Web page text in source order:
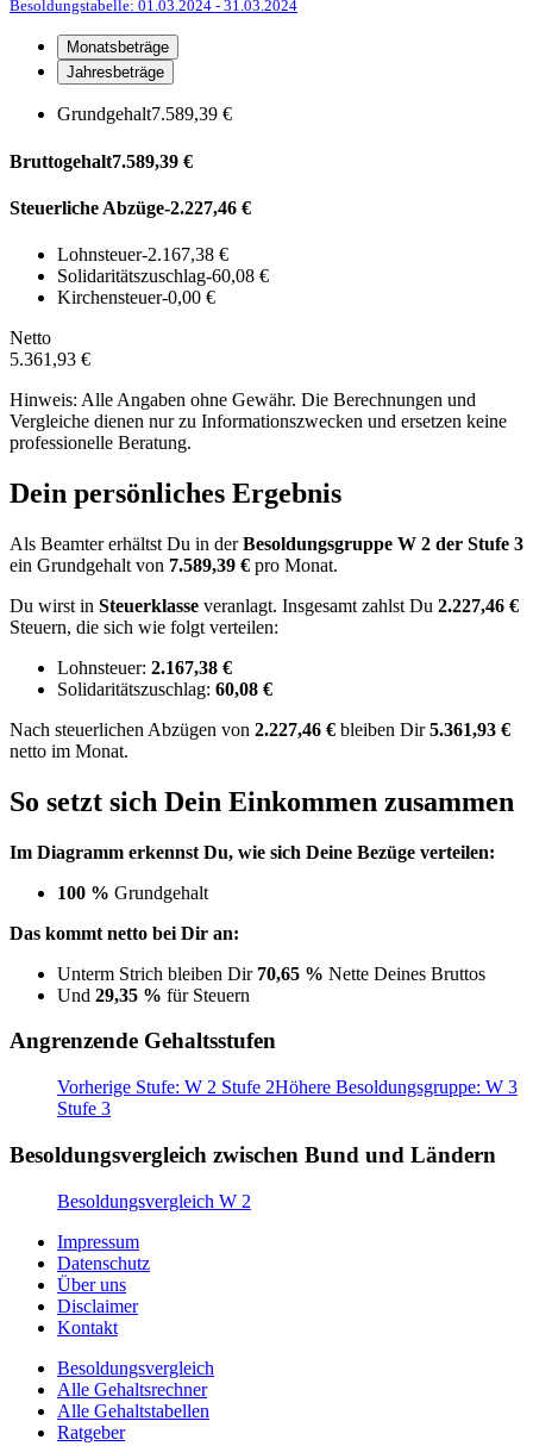
Besoldungstabelle: 01.03.2024 - 31.03.2024
Monatsbeträge
Jahresbeträge
Grundgehalt7.589,39 €
Bruttogehalt7.589,39 €
Steuerliche Abzüge-2.227,46 €
Lohnsteuer-2.167,38 €
Solidaritätszuschlag-60,08 €
Kirchensteuer-0,00 €
Netto
5.361,93 €
Hinweis: Alle Angaben ohne Gewähr. Die Berechnungen und
Vergleiche dienen nur zu Informationszwecken und ersetzen keine
professionelle Beratung.
Dein persönliches Ergebnis
Als Beamter erhältst Du in derBesoldungsgruppe W 2 der Stufe 3
ein Grundgehalt von 7.589,39 € pro Monat.
Du wirst in Steuerklasse veranlagt. Insgesamt zahlst Du 2.227,46 €
Steuern, die sich wie folgt verteilen:
Lohnsteuer: 2.167,38 €
Solidaritätszuschlag: 60,08 €
Nach steuerlichen Abzügen von 2.227,46 € bleiben Dir5.361,93 €
netto im Monat.
So setzt sich Dein Einkommen zusammen
Im Diagramm erkennst Du, wie sich Deine Bezüge verteilen:
100 % Grundgehalt
Das kommt netto bei Dir an:
Unterm Strich bleiben Dir 70,65 % Nette Deines Bruttos
Und 29,35 % für Steuern
Angrenzende Gehaltsstufen
Vorherige Stufe: W 2 Stufe 2Höhere Besoldungsgruppe: W 3
Stufe 3
Besoldungsvergleich zwischen Bund und Ländern
Besoldungsvergleich W 2
Impressum
Datenschutz
Über uns
Disclaimer
Kontakt
Besoldungsvergleich
Alle Gehaltsrechner
Alle Gehaltstabellen
Ratgeber